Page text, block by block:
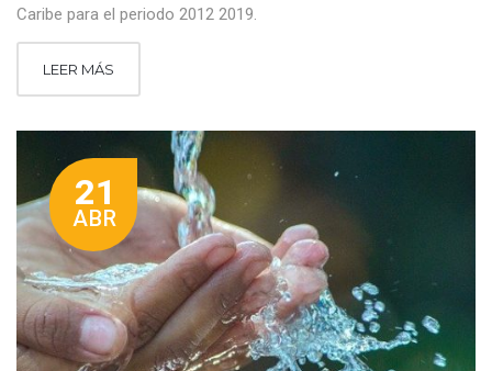
Caribe para el periodo 2012 2019.
LEER MÁS
21
ABR